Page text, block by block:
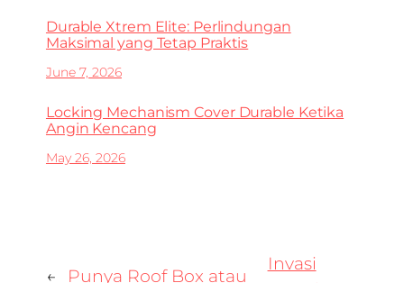
Durable Xtrem Elite: Perlindungan
Maksimal yang Tetap Praktis
June 7, 2026
Locking Mechanism Cover Durable Ketika
Angin Kencang
May 26, 2026
← Punya Roof Box atau
Invasi